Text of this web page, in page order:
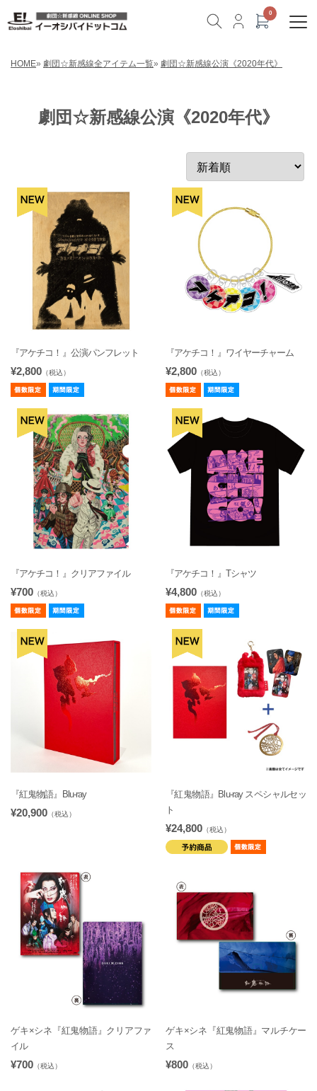
HOME» 劇団☆新感線全アイテム一覧» 劇団☆新感線公演《2020年代》
劇団☆新感線公演《2020年代》
『アケチコ！』公演パンフレット
¥2,800 （税込）
『アケチコ！』ワイヤーチャーム
¥2,800 （税込）
『アケチコ！』クリアファイル
¥700 （税込）
『アケチコ！』Tシャツ
¥4,800 （税込）
『紅鬼物語』Blu-ray
¥20,900 （税込）
『紅鬼物語』Blu-ray スペシャルセッ
ト
¥24,800 （税込）
ゲキ×シネ『紅鬼物語』クリアファ
イル
¥700 （税込）
ゲキ×シネ『紅鬼物語』マルチケー
ス
¥800 （税込）